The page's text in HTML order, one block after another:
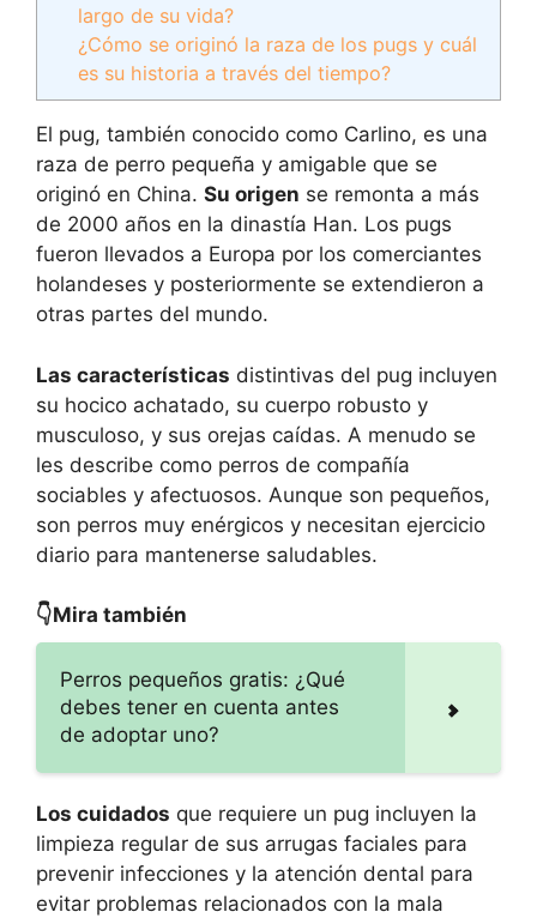
largo de su vida?
¿Cómo se originó la raza de los pugs y cuál
es su historia a través del tiempo?
El pug, también conocido como Carlino, es una
raza de perro pequeña y amigable que se
originó en China. Su origen se remonta a más
de 2000 años en la dinastía Han. Los pugs
fueron llevados a Europa por los comerciantes
holandeses y posteriormente se extendieron a
otras partes del mundo.
Las características distintivas del pug incluyen
su hocico achatado, su cuerpo robusto y
musculoso, y sus orejas caídas. A menudo se
les describe como perros de compañía
sociables y afectuosos. Aunque son pequeños,
son perros muy enérgicos y necesitan ejercicio
diario para mantenerse saludables.
👇Mira también
Perros pequeños gratis: ¿Qué
debes tener en cuenta antes
de adoptar uno?
Los cuidados que requiere un pug incluyen la
limpieza regular de sus arrugas faciales para
prevenir infecciones y la atención dental para
evitar problemas relacionados con la mala